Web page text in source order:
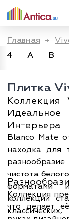
Главная →
4
A B
Плитка
Коллекция
Интерьера
Blanco Mate
находка для
чистота
форматами
коллекции
Коллекция
что делает